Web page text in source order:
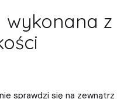
wykonana z
sprawdzi się na zewnątrz